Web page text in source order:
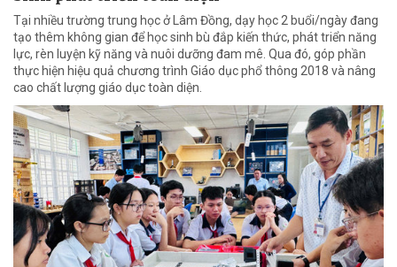
Tại nhiều trường trung học ở Lâm Đồng, dạy học 2 buổi/ngày đang
tạo thêm không gian để học sinh bù đắp kiến thức, phát triển năng
lực, rèn luyện kỹ năng và nuôi dưỡng đam mê. Qua đó, góp phần
thực hiện hiệu quả chương trình Giáo dục phổ thông 2018 và nâng
cao chất lượng giáo dục toàn diện.